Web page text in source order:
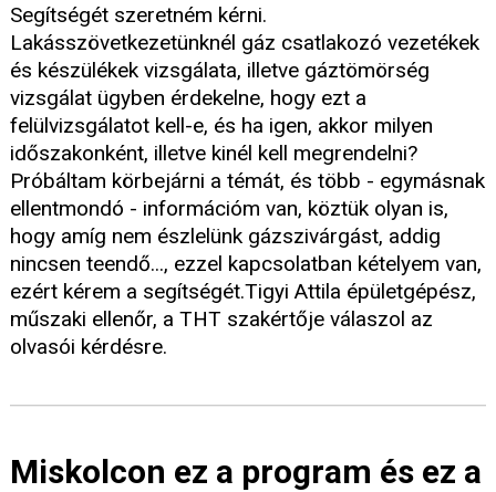
Segítségét szeretném kérni.
Lakásszövetkezetünknél gáz csatlakozó vezetékek
és készülékek vizsgálata, illetve gáztömörség
vizsgálat ügyben érdekelne, hogy ezt a
felülvizsgálatot kell-e, és ha igen, akkor milyen
időszakonként, illetve kinél kell megrendelni?
Próbáltam körbejárni a témát, és több - egymásnak
ellentmondó - információm van, köztük olyan is,
hogy amíg nem észlelünk gázszivárgást, addig
nincsen teendő..., ezzel kapcsolatban kételyem van,
ezért kérem a segítségét.Tigyi Attila épületgépész,
műszaki ellenőr, a THT szakértője válaszol az
olvasói kérdésre.
Miskolcon ez a program és ez a